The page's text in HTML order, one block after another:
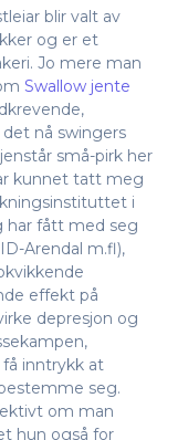
blir valt av
og er et
Jo mere man
Swallow jente
nå swingers
små-pirk her
kunnet tatt meg
i
har fått med seg
Arendal m.fl),
effekt på
depresjon og
inntrykk at
seg.
om man
hun også for